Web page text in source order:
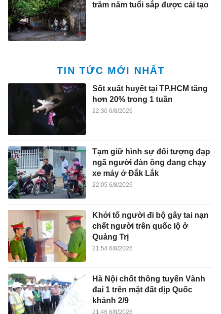
trăm năm tuổi sắp được cải tạo
TIN TỨC MỚI NHẤT
Sốt xuất huyết tại TP.HCM tăng
hơn 20% trong 1 tuần
22:30 6/8/2026
Tạm giữ hình sự đối tượng đạp
ngã người đàn ông đang chạy
xe máy ở Đắk Lắk
22:05 6/8/2026
Khởi tố người đi bộ gây tai nạn
chết người trên quốc lộ ở
Quảng Trị
21:54 6/8/2026
Hà Nội chốt thông tuyến Vành
đai 1 trên mặt đất dịp Quốc
khánh 2/9
21:46 6/8/2026